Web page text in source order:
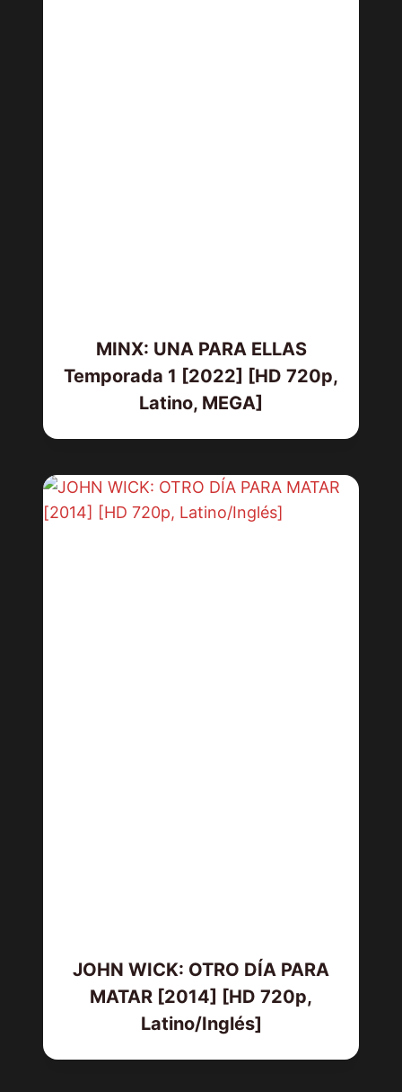
MINX: UNA PARA ELLAS
Temporada 1 [2022] [HD 720p,
Latino, MEGA]
JOHN WICK: OTRO DÍA PARA
MATAR [2014] [HD 720p,
Latino/Inglés]